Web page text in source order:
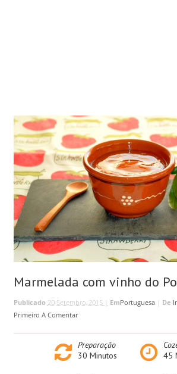
Marmelada com vinho do
Publicado 20 Setembro, 2015 | EmPortuguesa| De
Primeiro A Comentar
Preparação
30 Minutos
45